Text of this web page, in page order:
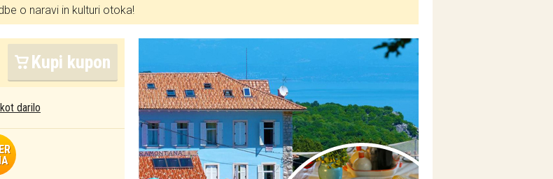
o naravi in kulturi otoka!
Kupi kupon
darilo